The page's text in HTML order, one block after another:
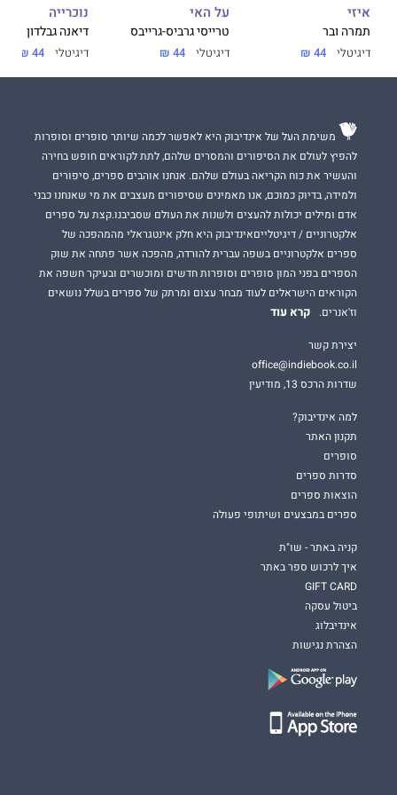
שפרה הורן היא בת למשפחה ירושלמית שחיה בעיר דורות רבים. כל
ספריה היו לרבי־מכר, תורגמו לשלל שפות וזכו בפרסים רבים בארץ
ובעולם, ובהם פרס ראש הממשלה, פרס ברנר, פרס היצירה ועוד.
איזי
תמרה ובר
דיגיטלי 44 ₪
על האי
טרייסי גרביס-גרייבס
דיגיטלי 44 ₪
נוכרייה
דיאנה גבלדון
דיגיטלי 44 ₪
משימת העל של אינדיבוק היא לאפשר לכמה שיותר סופרים וסופרות
להפיץ לעולם את הסיפורים והמסרים שלהם, לתת לקוראים חופש בחירה
והעשיר את כוח הקריאה בעולם שלהם. אנחנו אוהבים ספרים, סיפורים
ולמידה, בדיוק כמוכם, אנו מאמינים שסיפורים מעצבים את מי שאנחנו כבני
אדם ומילים יכולות להעצים ולשנות את העולם שסביבנו.קצת על ספרים
אלקטרוניים / דיגיטלייםאינדיבוק היא חלק אינטגראלי מהמהפכה של
ספרים אלקטרוניים בשפה עברית להורדה, מהפכה אשר פתחה את שוק
הספרים בפני המון סופרים וסופרות חדשים ומוכשרים ובעיקר חשפה את
הקוראים הישראלים לעוד מבחר עצום ומרתק של ספרים בשלל נושאים
וז'אנרים.
קרא עוד
יצירת קשר
office@indiebook.co.il
שדרות הרכס 13, מודיעין
למה אינדיבוק?
תקנון האתר
סופרים
סדרות ספרים
הוצאות ספרים
ספרים במבצעים ושיתופי פעולה
קניה באתר - שו"ת
איך לרכוש ספר באתר
GIFT CARD
ביטול עסקה
אינדיבלוג
הצהרת נגישות